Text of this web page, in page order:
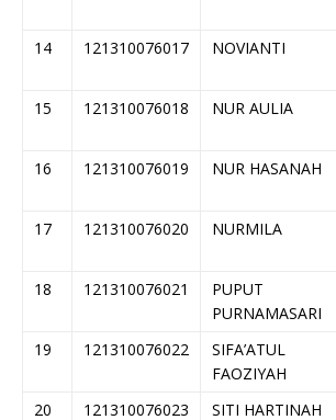
14
121310076017 NOVIANTI
15
121310076018 NUR AULIA
16
121310076019 NUR HASANAH
17
121310076020 NURMILA
18
121310076021
PUPUT
PURNAMASARI
19
121310076022
SIFA’ATUL
FAOZIYAH
20
121310076023 SITI HARTINAH